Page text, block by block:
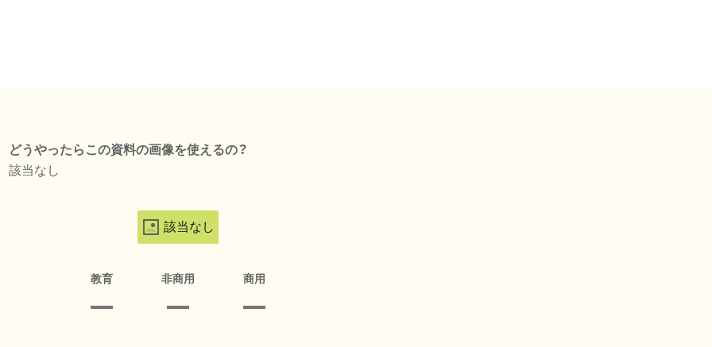
どうやったらこの資料の画像を使えるの？
該当なし
該当なし
教育 非商用 商用